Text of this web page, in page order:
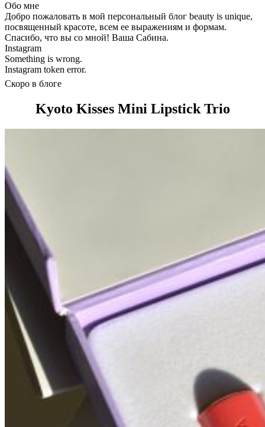
Обо мне
Добро пожаловать в мой персональный блог beauty is unique,
посвященный красоте, всем ее выражениям и формам.
Спасибо, что вы со мной! Ваша Сабина.
Instagram
Something is wrong.
Instagram token error.
Скоро в блоге
Kyoto Kisses Mini Lipstick Trio